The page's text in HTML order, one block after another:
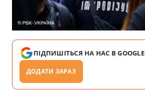
ПІДПИШІТЬСЯ НА НАС В GOOGLE
ДОДАТИ ЗАРАЗ